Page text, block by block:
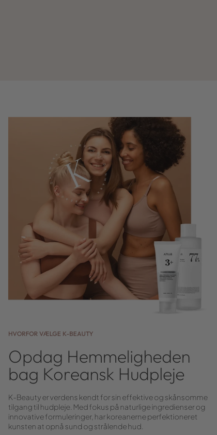
HVORFOR VÆLGE K-BEAUTY
Opdag Hemmeligheden
bag Koreansk Hudpleje
K-Beauty er verdens kendt for sin effektive og skånsomme
tilgang til hudpleje. Med fokus på naturlige ingredienser og
innovative formuleringer, har koreanerne perfektioneret
kunsten at opnå sund og strålende hud.